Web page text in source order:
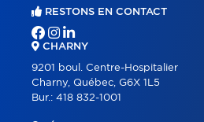
RESTONS EN CONTACT
CHARNY
9201 boul. Centre-Hospitalier
Charny, Québec, G6X 1L5
Bur.: 418 832-1001